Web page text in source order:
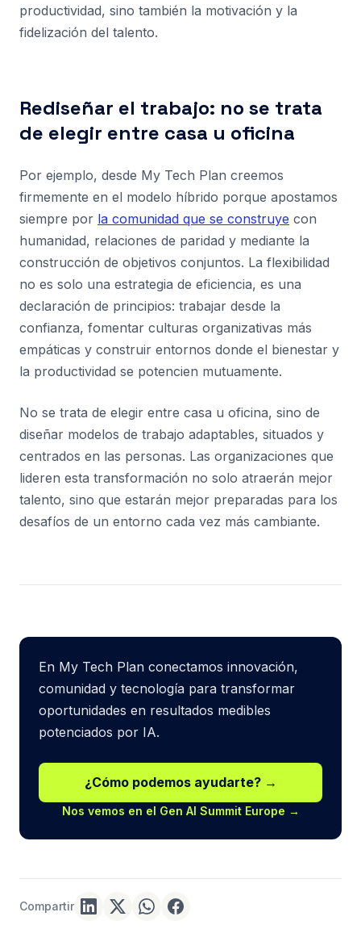
productividad, sino también la motivación y la
fidelización del talento.
Rediseñar el trabajo: no se trata
de elegir entre casa u oficina
Por ejemplo, desde My Tech Plan creemos
firmemente en el modelo híbrido porque apostamos
siempre por la comunidad que se construye con
humanidad, relaciones de paridad y mediante la
construcción de objetivos conjuntos. La flexibilidad
no es solo una estrategia de eficiencia, es una
declaración de principios: trabajar desde la
confianza, fomentar culturas organizativas más
empáticas y construir entornos donde el bienestar y
la productividad se potencien mutuamente.
No se trata de elegir entre casa u oficina, sino de
diseñar modelos de trabajo adaptables, situados y
centrados en las personas. Las organizaciones que
lideren esta transformación no solo atraerán mejor
talento, sino que estarán mejor preparadas para los
desafíos de un entorno cada vez más cambiante.
En My Tech Plan conectamos innovación,
comunidad y tecnología para transformar
oportunidades en resultados medibles
potenciados por IA.
¿Cómo podemos ayudarte? →
Nos vemos en el Gen AI Summit Europe →
Compartir